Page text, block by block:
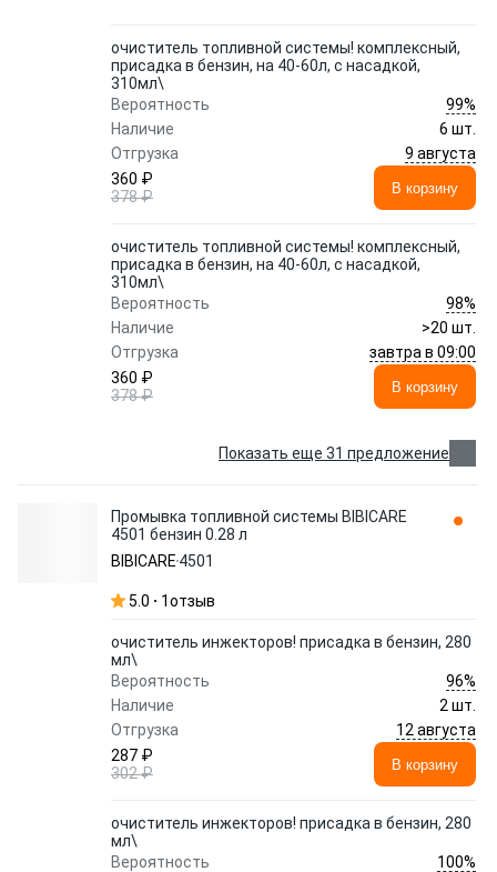
очиститель топливной системы! комплексный,
присадка в бензин, на 40-60л, с насадкой,
310мл\
Вероятность
99%
Наличие
6 шт.
Отгрузка
9 августа
360 ₽
378 ₽
В корзину
очиститель топливной системы! комплексный,
присадка в бензин, на 40-60л, с насадкой,
310мл\
Вероятность
98%
Наличие
>20 шт.
Отгрузка
завтра в 09:00
360 ₽
378 ₽
В корзину
Показать еще 31 предложение
Промывка топливной системы BIBICARE
4501 бензин 0.28 л
BIBICARE 4501
5.0 1отзыв
очиститель инжекторов! присадка в бензин, 280
мл\
Вероятность
96%
Наличие
2 шт.
Отгрузка
12 августа
287 ₽
302 ₽
В корзину
очиститель инжекторов! присадка в бензин, 280
мл\
Вероятность
100%